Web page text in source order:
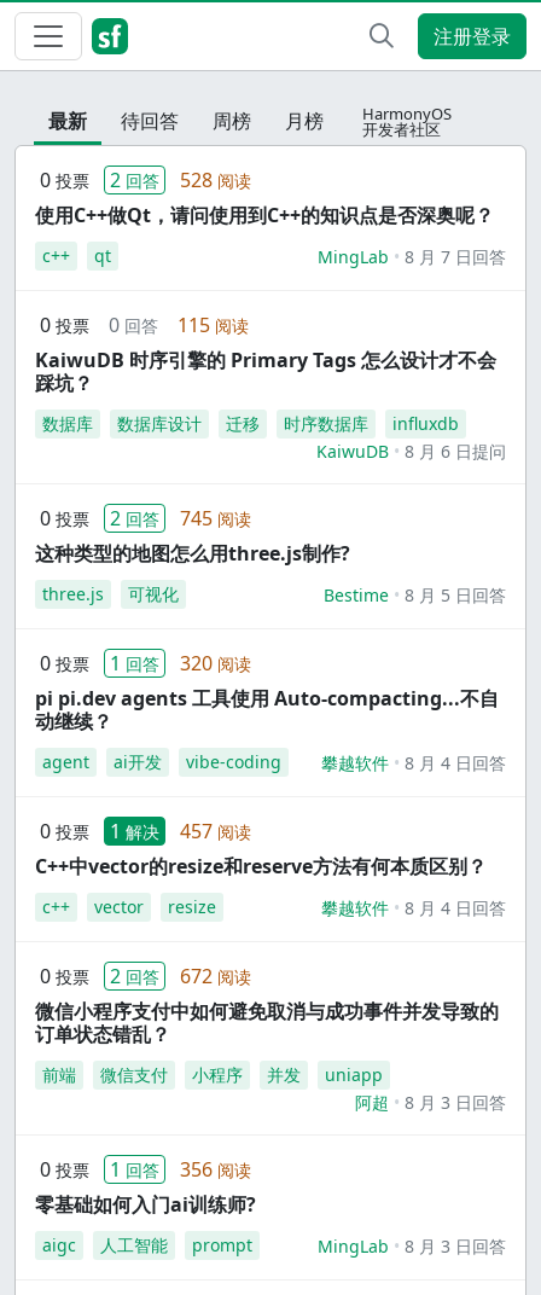
注册登录
最新 待回答 周榜 月榜 HarmonyOS
开发者社区
0 投票 2 回答 528 阅读
使用C++做Qt，请问使用到C++的知识点是否深奥呢？
c++ qt MingLab 8 月 7 日回答
0 投票 0 回答 115 阅读
KaiwuDB 时序引擎的 Primary Tags 怎么设计才不会
踩坑？
数据库 数据库设计 迁移 时序数据库
influxdb
KaiwuDB
8 月 6 日提问
0 投票 2 回答 745 阅读
这种类型的地图怎么用three.js制作?
three.js 可视化 Bestime 8 月 5 日回答
0 投票 1 回答 320 阅读
pi pi.dev agents 工具使用 Auto-compacting...不自
动继续？
agent ai开发 vibe-coding 攀越软件 8 月 4 日回答
0 投票 1 解决 457 阅读
C++中vector的resize和reserve方法有何本质区别？
c++ vector resize 攀越软件 8 月 4 日回答
0 投票 2 回答 672 阅读
微信小程序支付中如何避免取消与成功事件并发导致的
订单状态错乱？
前端 微信支付 小程序 并发
uniapp
阿超
8 月 3 日回答
0 投票 1 回答 356 阅读
零基础如何入门ai训练师?
aigc 人工智能 prompt MingLab 8 月 3 日回答